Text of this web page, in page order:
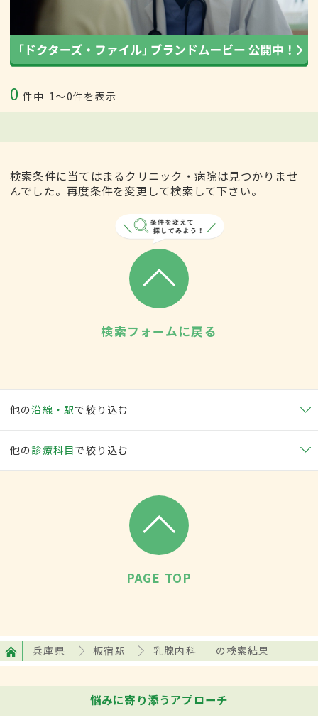
0 件中 1〜0件を表示
検索条件に当てはまるクリニック・病院は見つかりませ
んでした。再度条件を変更して検索して下さい。
検索フォームに戻る
他の沿線・駅で絞り込む
他の 診療科目で絞り込む
PAGE TOP
兵庫県 板宿駅 乳腺内科 の検索結果
悩みに寄り添うアプローチ